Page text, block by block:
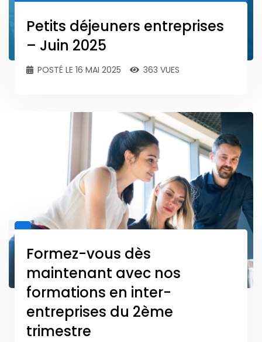
Petits déjeuners entreprises
– Juin 2025
POSTÉ LE 16 MAI 2025 363 VUES
Formez-vous dès
maintenant avec nos
formations en inter-
entreprises du 2ème
trimestre